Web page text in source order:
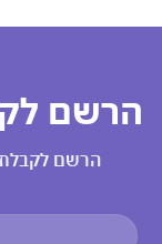
הרשם לקבלת